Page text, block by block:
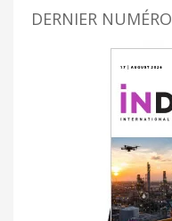
DERNIER NUMÉRO